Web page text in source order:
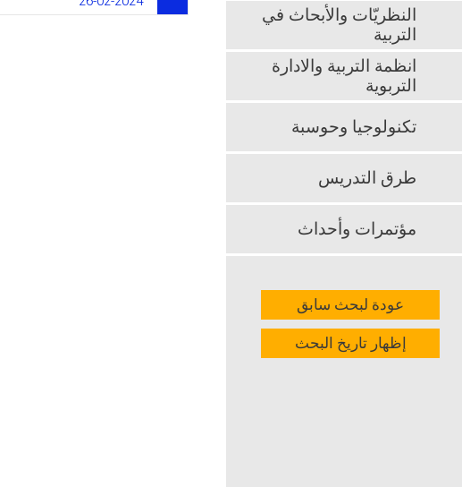
آرائهم ووجهات
النظريّات والأبحاث في
التربية
انظمة التربية والادارة
التربوية
تكنولوجيا وحوسبة
طرق التدريس
مؤتمرات وأحداث
عودة لبحث سابق
إظهار تاريخ البحث